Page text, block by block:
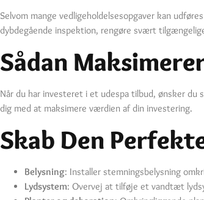
Selvom mange vedligeholdelsesopgaver kan
dybdegående inspektion, rengøre svært
Sådan
Når du har investeret i et udespa tilbud, ønsker
dig med at maksimere værdien af din investering.
Skab Den
Belysning: Installer stemningsbelysning
Lydsystem: Overvej at tilføje et vandtæt